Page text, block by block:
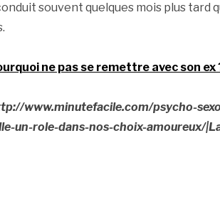
souvent quelques mois plus tard
ne pas se remettre avec son ex
www.minutefacile.com/psycho-
un-role-dans-nos-choix-amoureux/